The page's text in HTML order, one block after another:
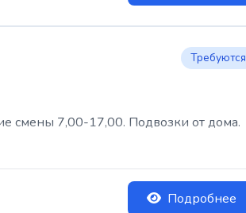
Требуются
смены 7,00-17,00. Подвозки от дома.
Подробнее